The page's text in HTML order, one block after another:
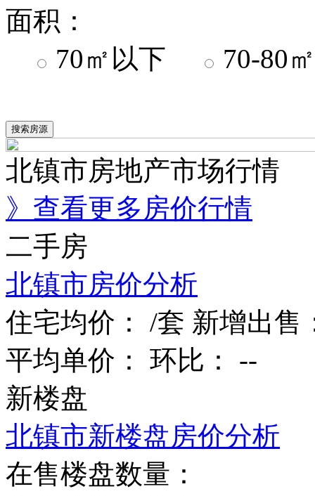
面积：
70㎡以下
70-
北镇市房地产市场行情
》查看更多房价行情
二手房
北镇市房价分析
住宅均价：
/套 新增出售
平均单价：
环比：
--
新楼盘
北镇市新楼盘房价分析
在售楼盘数量：